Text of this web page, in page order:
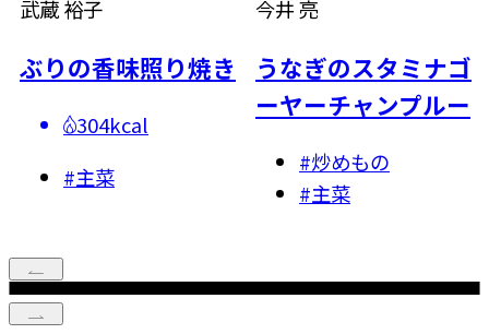
照り焼き うなぎのスタミナゴ
ーヤーチャンプルー
もやしと
焼きそぼ